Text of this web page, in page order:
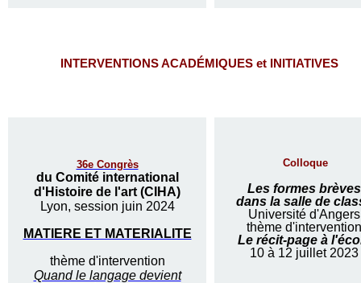
INTERVENTIONS ACADÉMIQUES et INITIATIVES
36e Congrès
du Comité international
d'Histoire de l'art (CIHA)
Lyon, session juin 2024
MATIERE ET MATERIALITE
thème d'intervention
Quand le langage devient
Colloque
Les formes brèves
dans la salle de
Université d'Angers
thème d'intervention
Le récit-page à
10 à 12 juillet 2023